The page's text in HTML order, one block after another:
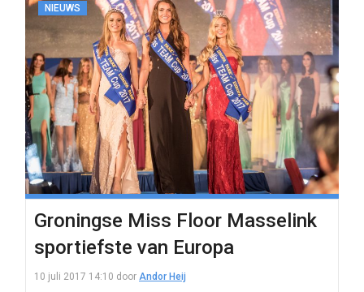
NIEUWS
Groningse Miss Floor Masselink
sportiefste van Europa
10 juli 2017 14:10 door Andor Heij